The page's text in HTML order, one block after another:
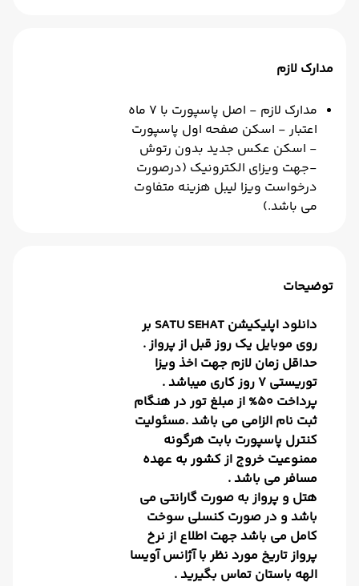
مدارک لازم
مدارک لازم - اصل پاسپورت با 7 ماه
اعتبار - اسکن صفحه اول پاسپورت
- اسکن عکس جدید بدون رتوش
-جهت ویزای الکترونیک (درصورت
درخواست ویزا لیبل هزینه متفاوت
می باشد.)
توضیحات
دانلود اپلیکیشن SATU SEHAT بر
روی موبایل یک روز قبل از پرواز .
حداقل زمان لازم جهت اخذ ویزا
توریستی 7 روز کاری میباشد .
پرداخت 50% از مبلغ تور در هنگام
ثبت نام الزامی می باشد .مسئولیت
کنترل پاسپورت بابت هرگونه
ممنوعیت خروج از کشور به عهده
مسافر می باشد .
هتل و پرواز به صورت گارانتی می
باشد و در صورت کنسلی سوخت
کامل می باشد جهت اطلاع از نرخ
پرواز تاریخ مورد نظر با آژانس آویسا
الهه باستان تماس بگیرید .